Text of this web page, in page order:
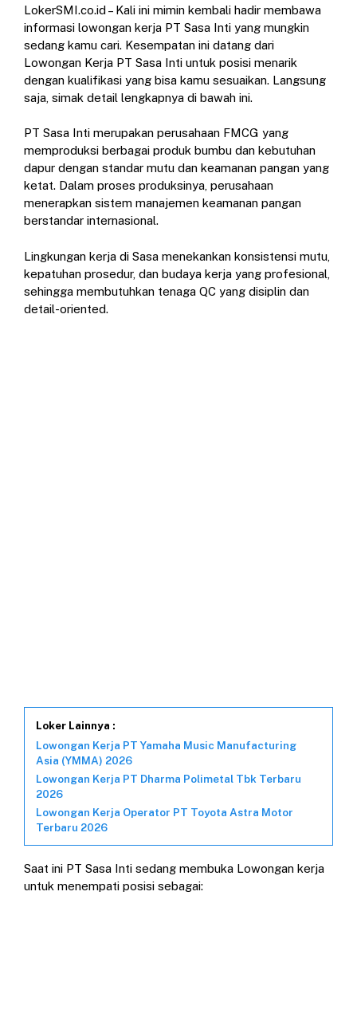
LokerSMI.co.id – Kali ini mimin kembali hadir membawa
informasi lowongan kerja PT Sasa Inti yang mungkin
sedang kamu cari. Kesempatan ini datang dari
Lowongan Kerja PT Sasa Inti untuk posisi menarik
dengan kualifikasi yang bisa kamu sesuaikan. Langsung
saja, simak detail lengkapnya di bawah ini.
PT Sasa Inti merupakan perusahaan FMCG yang
memproduksi berbagai produk bumbu dan kebutuhan
dapur dengan standar mutu dan keamanan pangan yang
ketat. Dalam proses produksinya, perusahaan
menerapkan sistem manajemen keamanan pangan
berstandar internasional.
Lingkungan kerja di Sasa menekankan konsistensi mutu,
kepatuhan prosedur, dan budaya kerja yang profesional,
sehingga membutuhkan tenaga QC yang disiplin dan
detail-oriented.
Loker Lainnya :
Lowongan Kerja PT Yamaha Music Manufacturing
Asia (YMMA) 2026
Lowongan Kerja PT Dharma Polimetal Tbk Terbaru
2026
Lowongan Kerja Operator PT Toyota Astra Motor
Terbaru 2026
Saat ini PT Sasa Inti sedang membuka Lowongan kerja
untuk menempati posisi sebagai: